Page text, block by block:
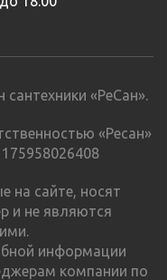
«РеСан».
«Ресан»
на сайте, носят
и не являются
информации
компании по